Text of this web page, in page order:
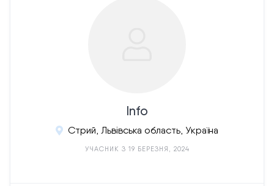
Info
Стрий, Львівська область, Україна
УЧАСНИК З 19 БЕРЕЗНЯ, 2024